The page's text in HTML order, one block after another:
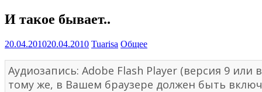
И такое бывает..
20.04.201020.04.2010 Tuarisa Общее
Аудиозапись: Adobe Flash Player (версия 9
тому же, в Вашем браузере должен быть